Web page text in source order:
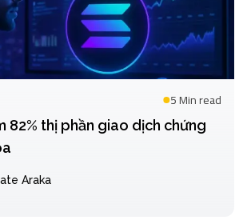
5 Minread
82% thị phần giao dịch chứng
Araka